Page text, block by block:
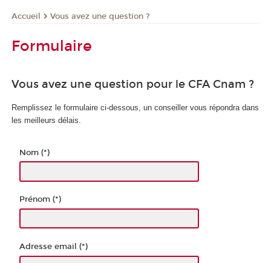
Accueil Vous avez une question ?
Formulaire
Vous avez une question pour le CFA Cnam ?
Remplissez le formulaire ci-dessous, un conseiller vous répondra dans
les meilleurs délais.
Nom (*)
Prénom (*)
Adresse email (*)